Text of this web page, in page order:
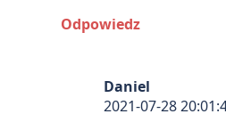
Odpowiedz
Daniel
2021-07-28